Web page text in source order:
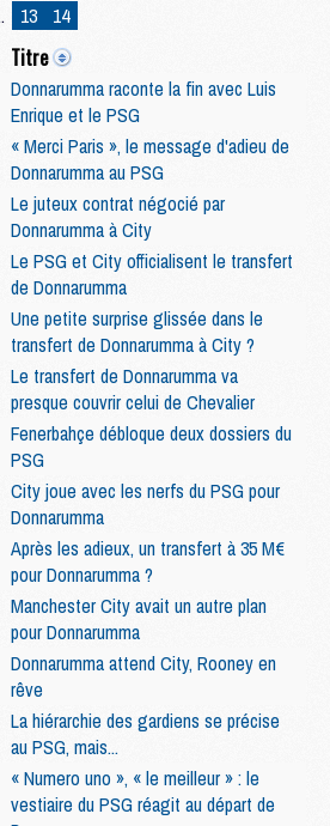
13 14
Titre
Donnarumma raconte la fin avec Luis
Enrique et le PSG
« Merci Paris », le message d'adieu de
Donnarumma au PSG
Le juteux contrat négocié par
Donnarumma à City
Le PSG et City officialisent le transfert
de Donnarumma
Une petite surprise glissée dans le
transfert de Donnarumma à City ?
Le transfert de Donnarumma va
presque couvrir celui de Chevalier
Fenerbahçe débloque deux dossiers du
PSG
City joue avec les nerfs du PSG pour
Donnarumma
Après les adieux, un transfert à 35 M€
pour Donnarumma ?
Manchester City avait un autre plan
pour Donnarumma
Donnarumma attend City, Rooney en
rêve
La hiérarchie des gardiens se précise
au PSG, mais...
« Numero uno », « le meilleur » : le
vestiaire du PSG réagit au départ de